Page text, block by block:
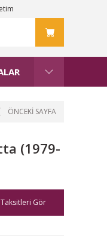
ÖNCEKİ SAYFA
(1979-
Taksitleri Gör